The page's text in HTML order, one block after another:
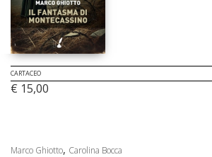
CARTACEO
€ 15,00
Marco Ghiotto, Carolina Bocca